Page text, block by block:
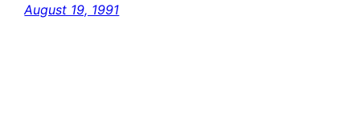
August 19, 1991